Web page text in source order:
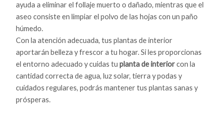
ayuda a eliminar el follaje muerto o dañado, mientras que el
aseo consiste en limpiar el polvo de las hojas con un paño
húmedo.
Con la atención adecuada, tus plantas de interior
aportarán belleza y frescor a tu hogar. Si les proporcionas
el entorno adecuado y cuidas tuplanta de interiorcon la
cantidad correcta de agua, luz solar, tierra y podas y
cuidados regulares, podrás mantener tus plantas sanas y
prósperas.